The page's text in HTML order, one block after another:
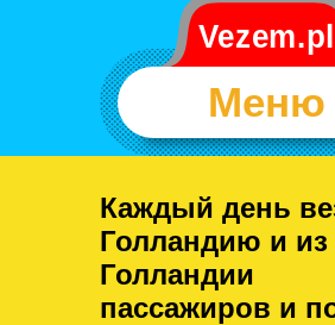
Меню
Каждый день
Голландию и из
Голландии
пассажиров и